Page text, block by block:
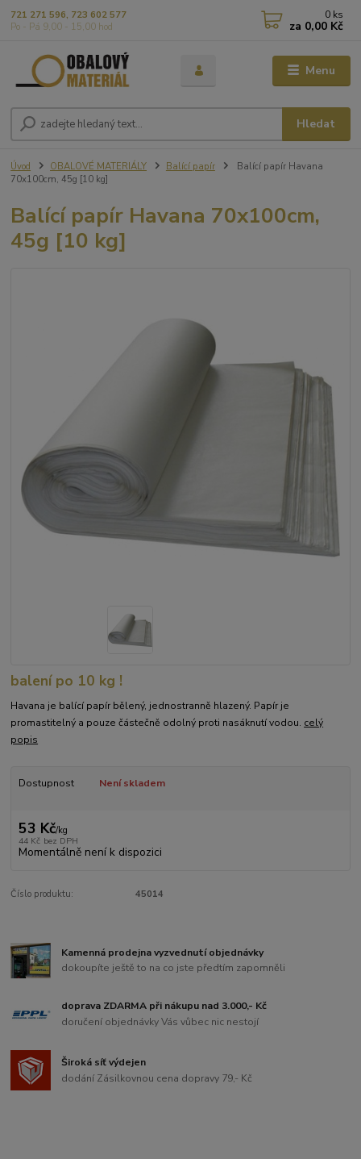
Menu
Hledat
721 271 596, 723 602 577
Po - Pá 9,00 - 15,00 hod
0 ks
za 0,00 Kč
Úvod OBALOVÉ MATERIÁLY Balící papír
Balící papír Havana
70x100cm, 45g [10 kg]
Balící papír Havana 70x100cm,
45g [10 kg]
balení po 10 kg !
Havana je balící papír bělený, jednostranně hlazený. Papír je
promastitelný a pouze částečně odolný proti nasáknutí vodou. celý
popis
Dostupnost Není skladem
53 Kč/kg
44 Kč bez DPH
Momentálně není k dispozici
Číslo produktu: 45014
Kamenná prodejna vyzvednutí objednávky
dokoupíte ještě to na co jste předtím zapomněli
doprava ZDARMA při nákupu nad 3.000,- Kč
doručení objednávky Vás vůbec nic nestojí
Široká síť výdejen
dodání Zásilkovnou cena dopravy 79,- Kč